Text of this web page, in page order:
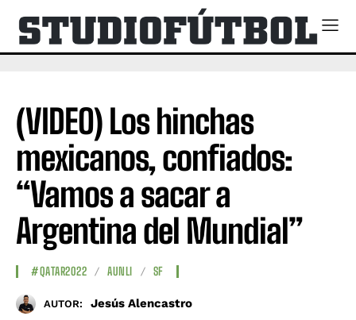
(VIDEO) Los hinchas
mexicanos, confiados:
“Vamos a sacar a
Argentina del Mundial”
#QATAR2022 AUNLI SF
AUTOR: Jesús Alencastro